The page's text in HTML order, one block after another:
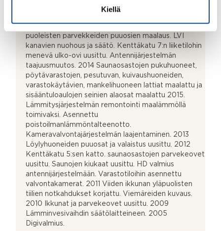
Kiellä
Kenttäkatu 5:n entinen muuntamotila remontoitu
uusinta merenpuoleiselta sivulta ja etupihan
puoleisten parvekkeiden puuosien maalaus. LVI
kanavien nuohous ja säätö. Kenttäkatu 7:n liiketilohin
menevä ulko-ovi uusittu. Antennijärjestelmän
taajuusmuutos. 2014 Saunaosastojen pukuhuoneet,
pöytävarastojen, pesutuvan, kuivaushuoneiden,
varastokäytävien, mankelihuoneen lattiat maalattu ja
sisääntuloaulojen seinien alaosat maalattu 2015.
Lämmitysjärjestelmän remontointi maalämmöllä
toimivaksi. Asennettu
poistoilmanlämmöntalteenotto.
Kameravalvontajärjestelmän laajentaminen. 2013
Löylyhuoneiden puuosat ja valaistus uusittu. 2012
Kenttäkatu 5:sen katto. saunaosastojen parvekeovet
uusittu. Saunojen kiukaat uusittu. HD valmius
antennijärjestelmään. Varastotiloihin asennettu
valvontakamerat. 2011 Viiden ikkunan yläpuolisten
tiilien notkahdukset korjattu. Viemäreiden kuvaus.
2010 Ikkunat ja parvekeovet uusittu. 2009
Lämminvesivaihdin säätölaitteineen. 2005
Digivalmius.